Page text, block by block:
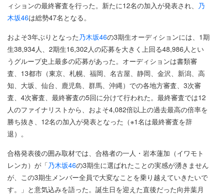
ィションの最終審査を行った。新たに12名の加入が発表され、 乃
木坂46は総勢47名となる。
およそ3年ぶりとなった 乃木坂46の3期生オーディションには、1期
生38,934人、2期生16,302人の応募を大きく上回る48,986人とい
うグループ史上最多の応募があった。オーディションは書類審
査、13都市（東京、札幌、福岡、名古屋、静岡、金沢、新潟、高
知、大坂、仙台、鹿児島、群馬、沖縄）での各地方審査、3次審
査、4次審査、最終審査の5回に分けて行われた。最終審査では12
人のファイナリストから、およそ4,082倍以上の過去最高の倍率を
勝ち抜き、12名の加入が発表となった（※1名は最終審査を辞
退）。
合格発表後の囲み取材では、合格者の一人・岩本蓮加（イワモト
レンカ）が「乃木坂46の3期生に選ばれたことの実感が湧きません
が、この3期生メンバー全員で大変なことを乗り越えていきたいで
す。」と意気込みを語った。誕生日を迎えた直後だった向井葉月